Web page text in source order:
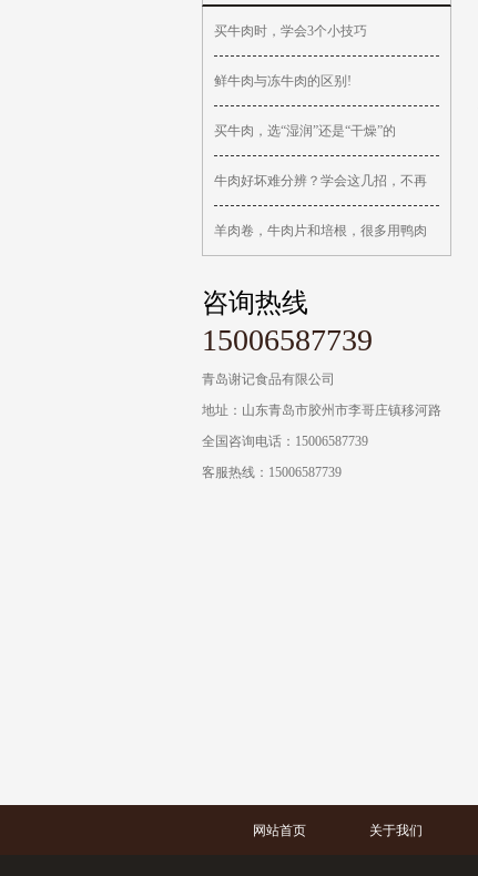
买牛肉时，学会3个小技巧
鲜牛肉与冻牛肉的区别!
买牛肉，选“湿润”还是“干燥”的
牛肉好坏难分辨？学会这几招，不再
羊肉卷，牛肉片和培根，很多用鸭肉
咨询热线
15006587739
青岛谢记食品有限公司
地址： 山东青岛市胶州市李哥庄镇移河路
全国咨询电话：15006587739
客服热线：15006587739
网站首页 关于我们